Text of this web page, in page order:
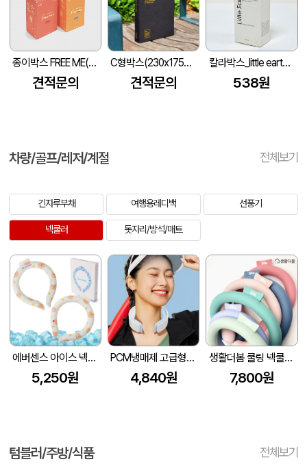
종이박스 FREE ME(62*49*93mm)
견적문의
C형박스(230x175x35mm)
견적문의
칼라박스_little earth (45*45*124mm)
538원
차량/골프/레저/계절 전체보기
긴자루부채 여행용레디백 선풍기
넥쿨러 돗자리/방석/매트
에버센스 아이스 넥쿨러 캐릭터
5,250원
PCM냉매제 고급형 넥쿨러 쿨넥밴드 아이스스카프 개별박스케이스포장 / 인쇄제작가능
4,840원
생활더봄 쿨링 넥쿨러 스카프 6color
7,800원
텀블러/주방/식품 전체보기